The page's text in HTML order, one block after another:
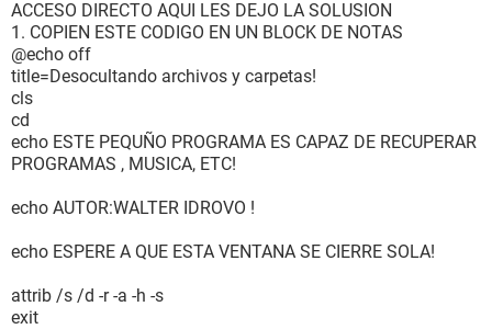
ACCESO DIRECTO AQUI LES DEJO LA SOLUSION
1. COPIEN ESTE CODIGO EN UN BLOCK DE NOTAS
@echo off
title=Desocultando archivos y carpetas!
cls
cd
echo ESTE PEQUÑO PROGRAMA ES CAPAZ DE RECUPERAR
PROGRAMAS , MUSICA, ETC!
echo AUTOR:WALTER IDROVO !
echo ESPERE A QUE ESTA VENTANA SE CIERRE SOLA!
attrib /s /d -r -a -h -s
exit